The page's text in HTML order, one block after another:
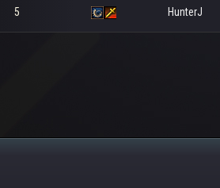
5 HunterJ